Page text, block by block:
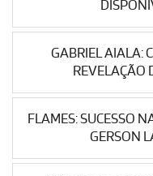
GABRIEL AIALA:
REVELAÇÃO
FLAMES: SUCESSO
GERSON